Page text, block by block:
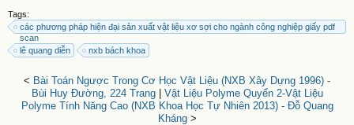
Tags:
các phương pháp hiện đại sản xuất vật liệu xơ sợi cho ngành công nghiệp giấy pdf
scan
lê quang diễn
nxb bách khoa
< Bài Toán Ngược Trong Cơ Học Vật Liệu (NXB Xây Dựng 1996) -
Bùi Huy Đường, 224 Trang| Vật Liệu Polyme Quyển 2-Vật Liệu
Polyme Tính Năng Cao (NXB Khoa Học Tự Nhiên 2013) - Đỗ Quang
Kháng>